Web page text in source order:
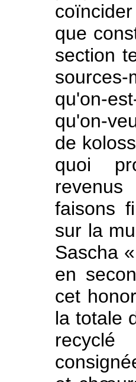
que
section
sources-
qu'on-
qu'on-
de
quoi
faisons
sur la
Sascha
en
cet
la totale
recyclé